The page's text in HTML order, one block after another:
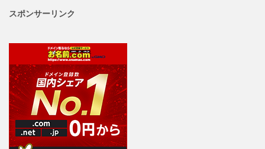
スポンサーリンク